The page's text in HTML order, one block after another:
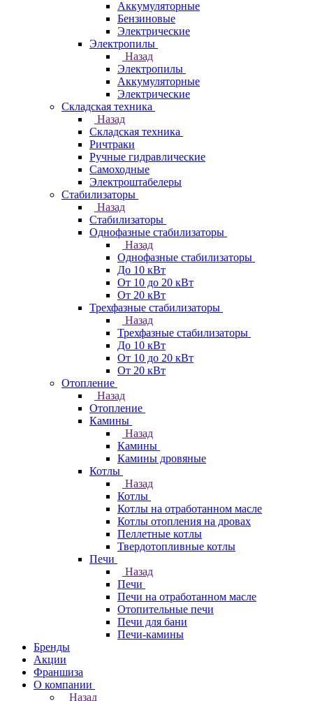
Аккумуляторные
Бензиновые
Электрические
Электропилы
Назад
Электропилы
Аккумуляторные
Электрические
Складская техника
Назад
Складская техника
Ричтраки
Ручные гидравлические
Самоходные
Электроштабелеры
Стабилизаторы
Назад
Стабилизаторы
Однофазные стабилизаторы
Назад
Однофазные стабилизаторы
До 10 кВт
От 10 до 20 кВт
От 20 кВт
Трехфазные стабилизаторы
Назад
Трехфазные стабилизаторы
До 10 кВт
От 10 до 20 кВт
От 20 кВт
Отопление
Назад
Отопление
Камины
Назад
Камины
Камины дровяные
Котлы
Назад
Котлы
Котлы на отработанном масле
Котлы отопления на дровах
Пеллетные котлы
Твердотопливные котлы
Печи
Назад
Печи
Печи на отработанном масле
Отопительные печи
Печи для бани
Печи-камины
Бренды
Акции
Франшиза
О компании
Назад